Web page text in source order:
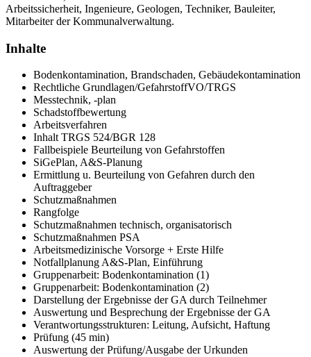
Arbeitssicherheit, Ingenieure, Geologen, Techniker, Bauleiter,
Mitarbeiter der Kommunalverwaltung.
Inhalte
Bodenkontamination, Brandschaden, Gebäudekontamination
Rechtliche Grundlagen/GefahrstoffVO/TRGS
Messtechnik, -plan
Schadstoffbewertung
Arbeitsverfahren
Inhalt TRGS 524/BGR 128
Fallbeispiele Beurteilung von Gefahrstoffen
SiGePlan, A&S-Planung
Ermittlung u. Beurteilung von Gefahren durch den
Auftraggeber
Schutzmaßnahmen
Rangfolge
Schutzmaßnahmen technisch, organisatorisch
Schutzmaßnahmen PSA
Arbeitsmedizinische Vorsorge + Erste Hilfe
Notfallplanung A&S-Plan, Einführung
Gruppenarbeit: Bodenkontamination (1)
Gruppenarbeit: Bodenkontamination (2)
Darstellung der Ergebnisse der GA durch Teilnehmer
Auswertung und Besprechung der Ergebnisse der GA
Verantwortungsstrukturen: Leitung, Aufsicht, Haftung
Prüfung (45 min)
Auswertung der Prüfung/Ausgabe der Urkunden